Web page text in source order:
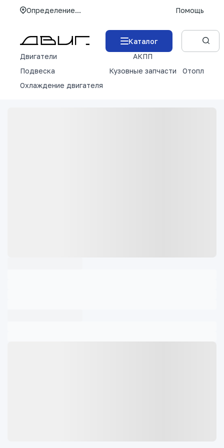
Определение... Помощь
Каталог
Двигатели
АКПП
Подвеска
Кузовные запчасти
Отопление
Охлаждение двигателя